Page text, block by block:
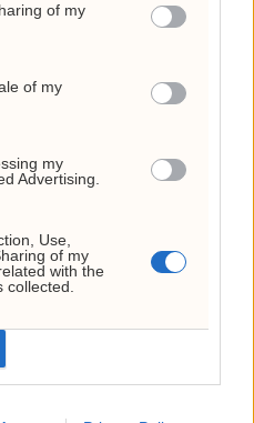
of my
of my
my
Advertising.
Use,
of my
with the
Trump